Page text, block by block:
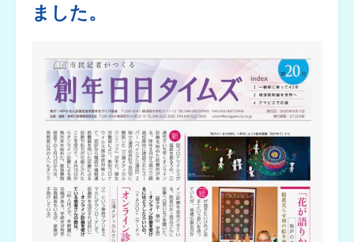
ました。